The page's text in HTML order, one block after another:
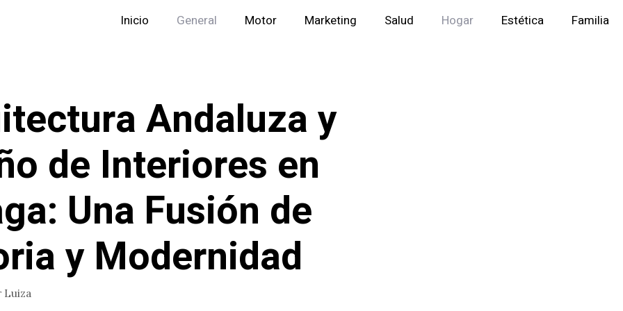
Inicio General Motor Marketing Salud Hogar Estética Familia
Andaluza y
de Interiores en
Una Fusión de
y Modernidad
Luiza